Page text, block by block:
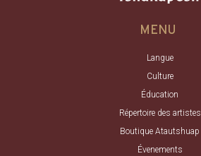
MENU
Langue
Culture
Éducation
Répertoire des artistes
Boutique Atautshuap
Évenements